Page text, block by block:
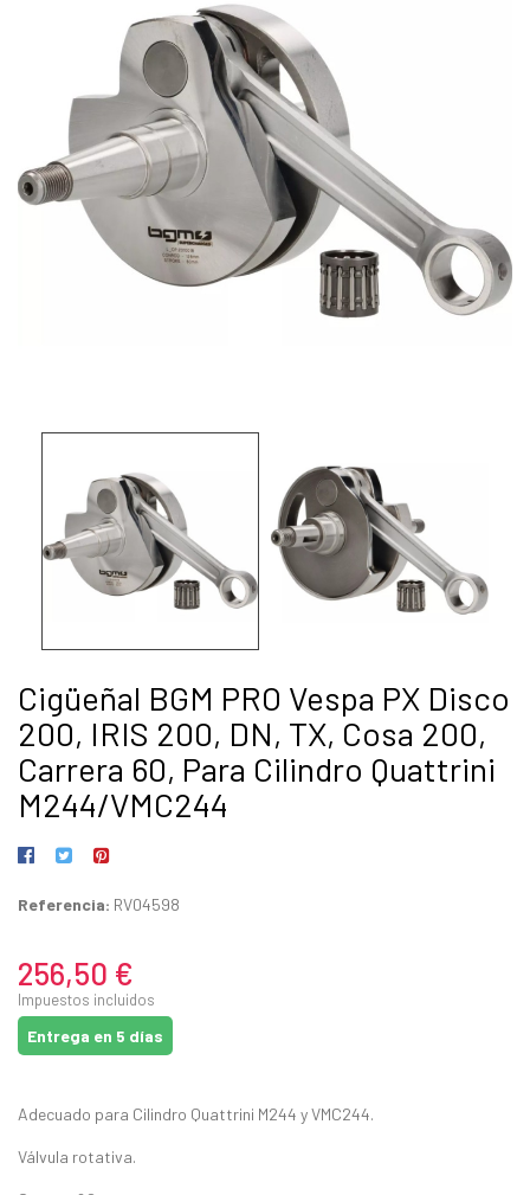
Cigüeñal BGM PRO Vespa PX Disco
200, IRIS 200, DN, TX, Cosa 200,
Carrera 60, Para Cilindro Quattrini
M244/VMC244
Referencia: RV04598
256,50 €
Impuestos incluidos
Entrega en 5 días
Adecuado para Cilindro Quattrini M244 y VMC244.
Válvula rotativa.